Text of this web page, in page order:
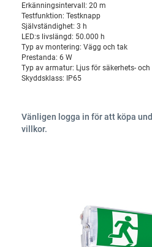
Erkänningsintervall: 20 m
Testfunktion: Testknapp
Självständighet: 3 h
LED:s livslängd: 50.000 h
Typ av montering: Vägg och tak
Prestanda: 6 W
Typ av armatur: Ljus för säkerhets-
Skyddsklass: IP65
Vänligen logga in för att köpa
villkor.